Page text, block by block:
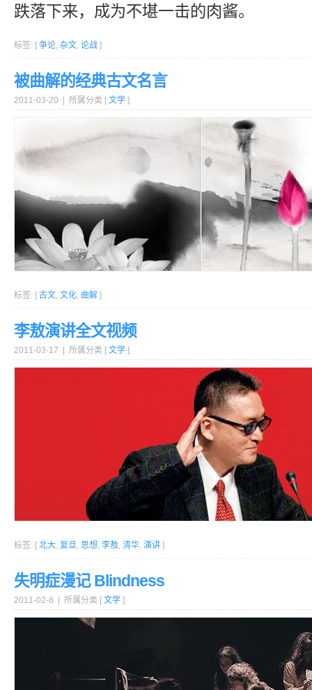
跌落下来，成为不堪一击的肉酱。
标签: [ 争论, 杂文, 论战 ]
被曲解的经典古文名言
2011-03-20 | 所属分类 [ 文学 ]
标签: [ 古文, 文化, 曲解 ]
李敖演讲全文视频
2011-03-17 | 所属分类 [ 文学 ]
标签: [ 北大, 复旦, 思想, 李敖, 清华, 演讲 ]
失明症漫记 Blindness
2011-02-8 | 所属分类 [ 文学 ]